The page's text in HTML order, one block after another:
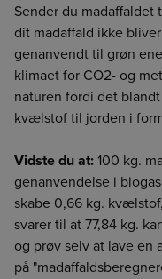
Sender du
dit madaffald ikke
genanvendt til grøn
klimaet for CO2- og
naturen fordi det
kvælstof til jorden i
Vidste du at:100 kg.
genanvendelse i
skabe 0,66 kg.
svarer til at 77,84 kg.
og prøv selv at lave en
på